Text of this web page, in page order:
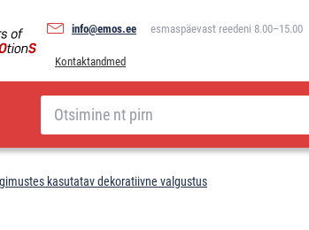
info@emos.ee esmaspäevast reedeni 8.00–15.00
Kontaktandmed
Otsi
kasutatav dekoratiivne valgustus